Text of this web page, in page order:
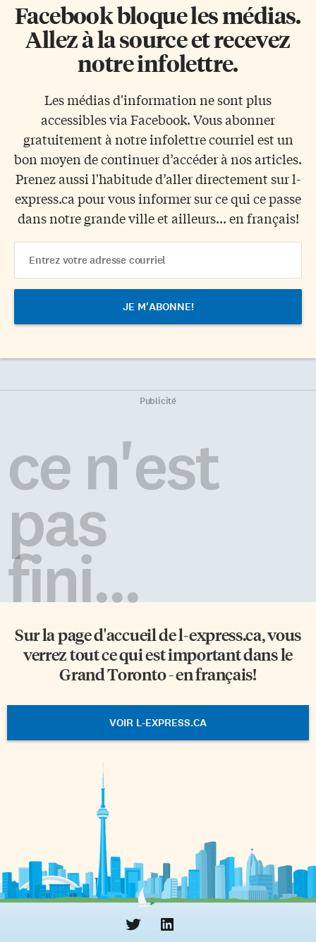
Facebook bloque les médias.
Allez à la source et recevez
notre infolettre.
Les médias d'information ne sont plus
accessibles via Facebook. Vous abonner
gratuitement à notre infolettre courriel est un
bon moyen de continuer d’accéder à nos articles.
Prenez aussi l'habitude d’aller directement sur l-
express.ca pour vous informer sur ce qui ce passe
dans notre grande ville et ailleurs... en français!
Address
Publicité
ce n'est
pas
fini...
Sur la page d'accueil del-express.ca, vous
verrez tout ce qui est important dans le
Grand Toronto - en français!
VOIR L-EXPRESS.CA